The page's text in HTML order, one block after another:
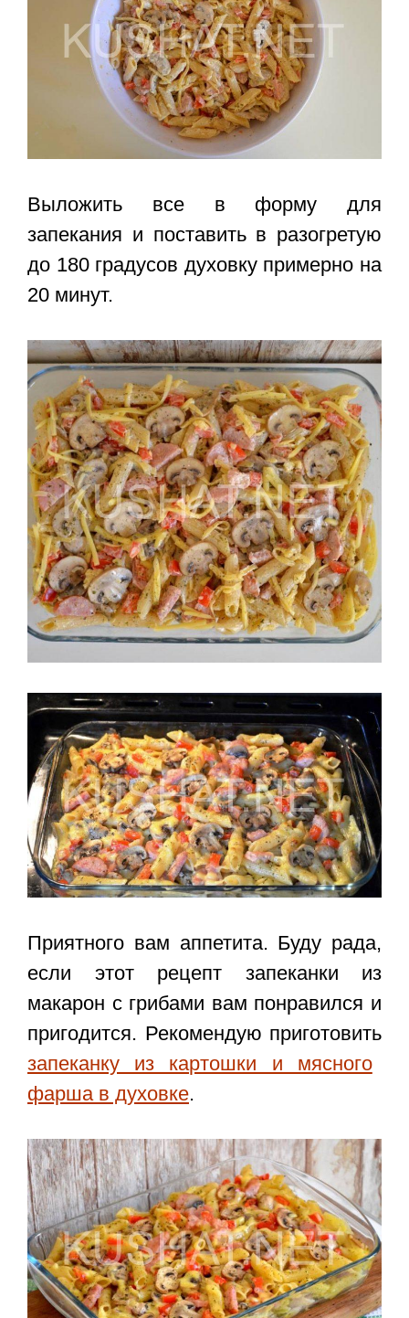
Выложить все в форму для
запекания и поставить в разогретую
до 180 градусов духовку примерно на
20 минут.
Приятного вам аппетита. Буду рада,
если этот рецепт запеканки из
макарон с грибами вам понравился и
пригодится. Рекомендую приготовить
запеканку из картошки и мясного
фарша в духовке.